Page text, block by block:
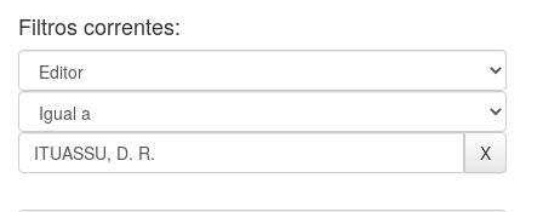
Filtros correntes: